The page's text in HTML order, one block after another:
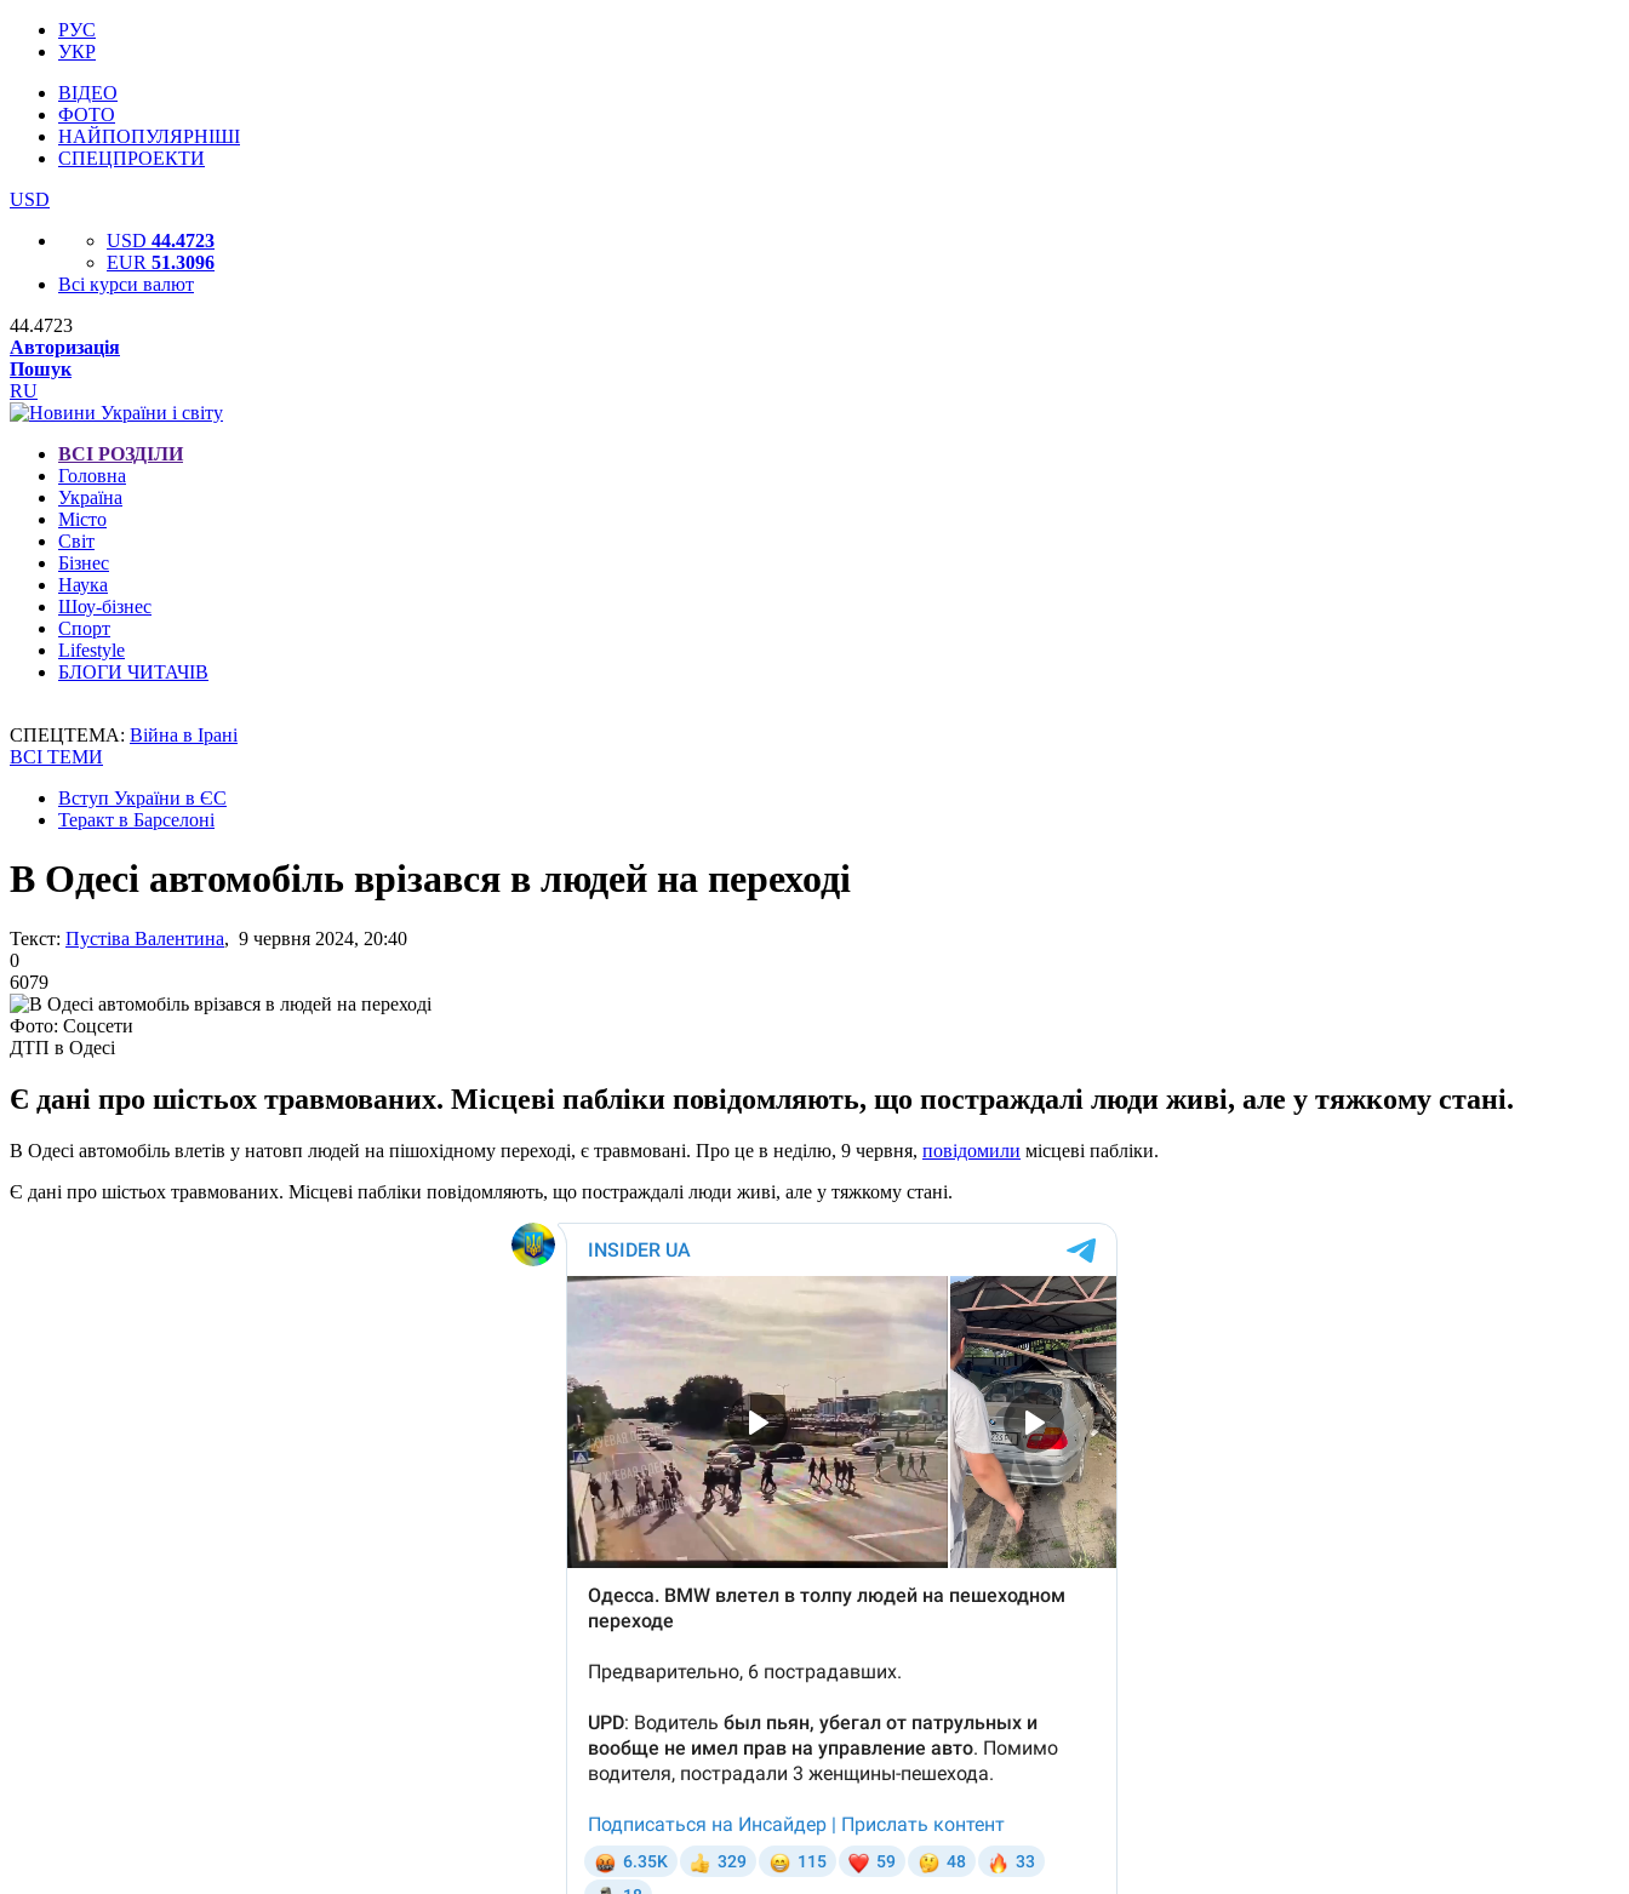
РУС
УКР
ВІДЕО
ФОТО
НАЙПОПУЛЯРНІШІ
СПЕЦПРОЕКТИ
USD
USD 44.4723
EUR 51.3096
Всі курси валют
44.4723
Авторизація
Пошук
RU
ВСІ РОЗДІЛИ
Головна
Україна
Місто
Світ
Бізнес
Наука
Шоу-бізнес
Спорт
Lifestyle
БЛОГИ ЧИТАЧІВ
СПЕЦТЕМА: Війна в Ірані
ВСІ ТЕМИ
Вступ України в ЄС
Теракт в Барселоні
В Одесі автомобіль врізався в людей на переході
Текст: Пустіва Валентина, 9 червня 2024, 20:40
0
6079
Фото: Соцсети
ДТП в Одесі
Є дані про шістьох травмованих. Місцеві пабліки повідомляють, що постраждалі люди живі, але у тяжкому стані.
В Одесі автомобіль влетів у натовп людей на пішохідному переході, є травмовані. Про це в неділю, 9 червня, повідомили місцеві пабліки.
Є дані про шістьох травмованих. Місцеві пабліки повідомляють, що постраждалі люди живі, але у тяжкому стані.